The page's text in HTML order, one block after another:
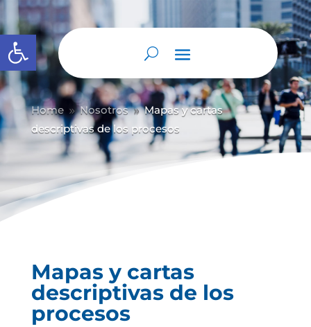
Abrir barra de herramientas
Home 9 Nosotros 9 Mapas y cartas
descriptivas de los procesos
Mapas y cartas
descriptivas de los
procesos